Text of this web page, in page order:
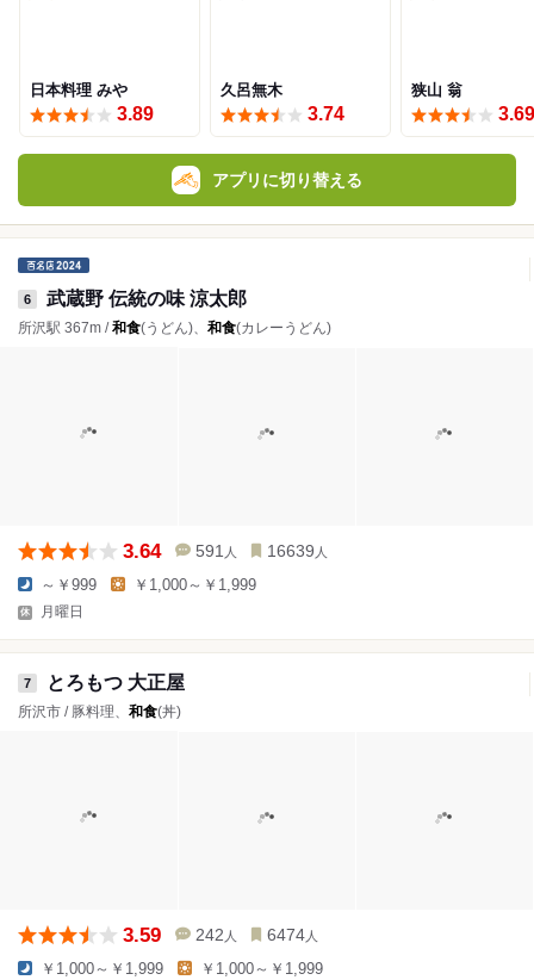
日本料理 みや
3.89
久呂無木
3.74
狭山 翁
3.69
アプリに切り替える
6 武蔵野 伝統の味 涼太郎
所沢駅 367m /和食(うどん)、 和食(カレーうどん)
3.64 591 人 16639 人
～￥999 ￥1,000～￥1,999
月曜日
7 とろもつ 大正屋
所沢市 / 豚料理、 和食(丼)
3.59 242 人 6474 人
￥1,000～￥1,999 ￥1,000～￥1,999